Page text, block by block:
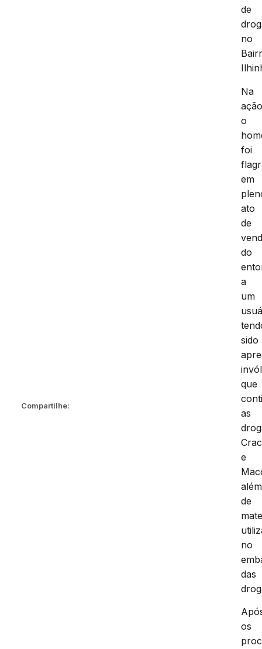
Compartilhe:
de
no
Na
o
foi
em
ato
de
do
a
um
sido
que
as
e
além
de
no
das
os